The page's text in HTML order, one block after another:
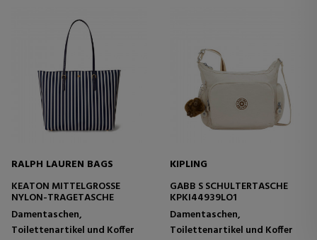
RALPH LAUREN BAGS
KEATON MITTELGROSSE N
YLON-TRAGETASCHE
Damentaschen,
Toilettenartikel und Koffer
KIPLING
GABB S SCHULTERTASCHE
KPKI44939LO1
Damentaschen,
Toilettenartikel und Koffer